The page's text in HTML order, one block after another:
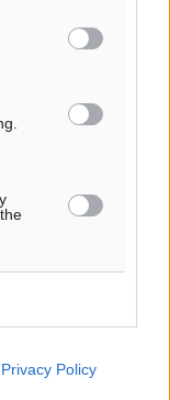
Privacy Policy